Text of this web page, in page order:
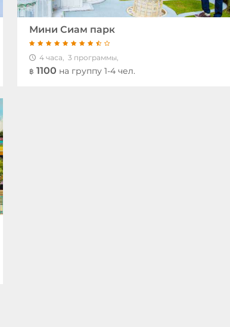
Мини Сиам парк
4 часа,
3 программы,
฿ 1100 на группу 1-4 чел.